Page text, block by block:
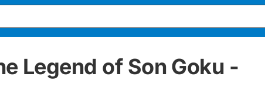
Legend of Son Goku -